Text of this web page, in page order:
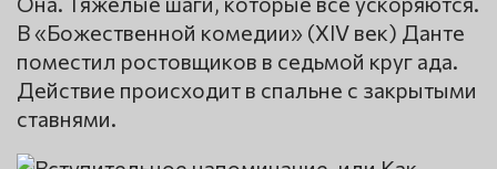
В «Божественной комедии» (XIV век) Данте
поместил ростовщиков в седьмой круг ада.
Действие происходит в спальне с закрытыми
ставнями.